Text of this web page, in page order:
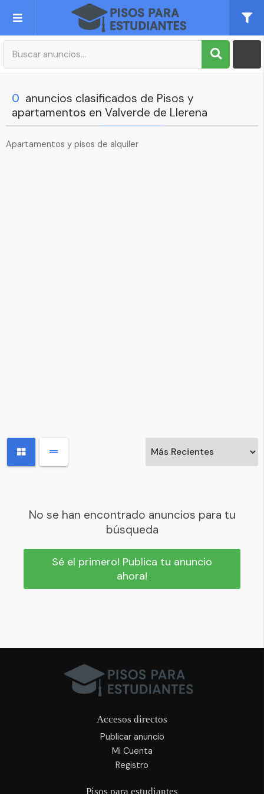
Publica tu Anuncio
Mi cuenta
0 anuncios clasificados de Pisos y
apartamentos en Valverde de Llerena
Apartamentos y pisos de alquiler
No se han encontrado anuncios para tu
búsqueda
Sé el primero! Publica tu anuncio
ahora!
Accesos directos
Publicar anuncio
Mi Cuenta
Registro
Pisos para estudiantes